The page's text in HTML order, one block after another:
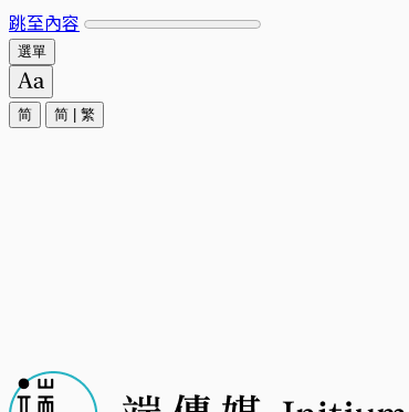
跳至內容
選單
简 简 繁